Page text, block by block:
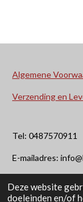
Deze website
doeleinden en/of
Algemene
Verzending en
Tel: 0487570911
E-mailadres:
Rooysestraat 4